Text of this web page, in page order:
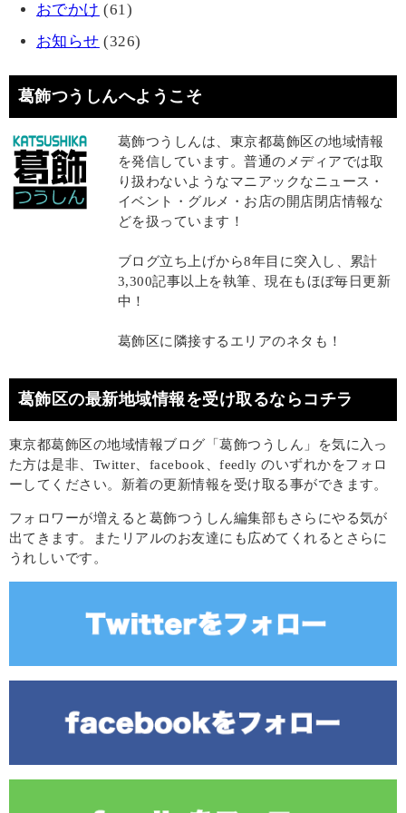
おでかけ (61)
お知らせ (326)
葛飾つうしんへようこそ
葛飾つうしんは、東京都葛飾区の地域情報
を発信しています。普通のメディアでは取
り扱わないようなマニアックなニュース・
イベント・グルメ・お店の開店閉店情報な
どを扱っています！
ブログ立ち上げから8年目に突入し、累計
3,300記事以上を執筆、現在もほぼ毎日更新
中！
葛飾区に隣接するエリアのネタも！
葛飾区の最新地域情報を受け取るならコチラ
東京都葛飾区の地域情報ブログ「葛飾つうしん」を気に入っ
た方は是非、Twitter、facebook、feedly のいずれかをフォロ
ーしてください。新着の更新情報を受け取る事ができます。
フォロワーが増えると葛飾つうしん編集部もさらにやる気が
出てきます。またリアルのお友達にも広めてくれるとさらに
うれしいです。